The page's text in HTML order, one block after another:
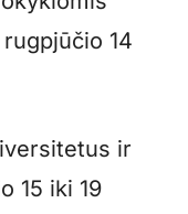
14
ir
15 iki 19